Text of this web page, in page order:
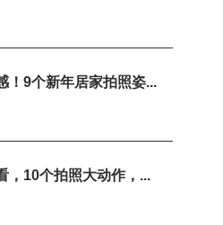
！9个新年居家拍照姿...
，10个拍照大动作，...